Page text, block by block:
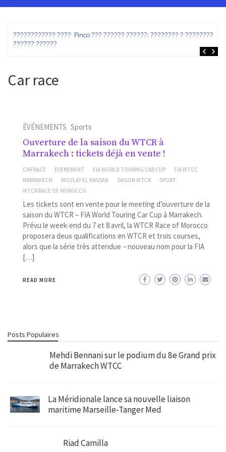
???????????? ???? Pinco ??? ?????? ??????: ???????? ? ???????? ?
?????? ??????
Car race
ÉVÉNEMENTS Sports
Ouverture de la saison du WTCR à
Marrakech : tickets déjà en vente !
CAR RACE EVENEMENT FIA WORLD TOURING CAR CUP
FIA WTCC
MARRAKECH
MOULAY EL HASSAN SAISON WTCR
SPORT
WTCR RACE OF MOROCCO
Les tickets sont en vente pour le meeting d’ouverture de la
saison du WTCR – FIA World Touring Car Cup à Marrakech.
Prévu le week-end du 7 et 8 avril, la WTCR Race of Morocco
proposera deux qualifications en WTCR et trois courses,
alors que la série très attendue – nouveau nom pour la FIA
[…]
READ MORE
Posts Populaires
Mehdi Bennani sur le podium du 8e Grand prix
de Marrakech WTCC
La Méridionale lance sa nouvelle liaison
maritime Marseille-Tanger Med
Riad Camilla